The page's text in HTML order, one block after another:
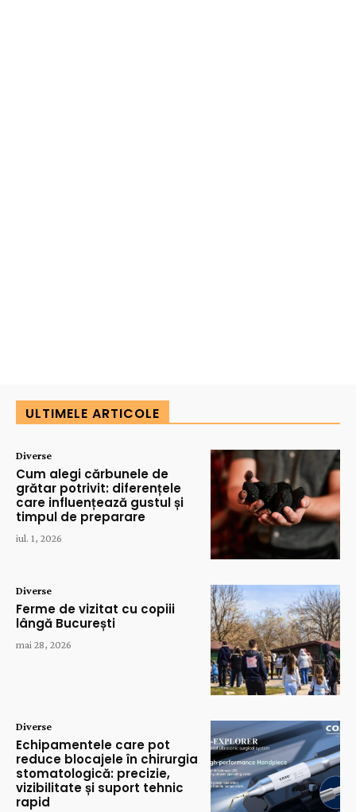
ULTIMELE ARTICOLE
Diverse
Cum alegi cărbunele de
grătar potrivit: diferențele
care influențează gustul și
timpul de preparare
iul. 1, 2026
Diverse
Ferme de vizitat cu copiii
lângă București
mai 28, 2026
Diverse
Echipamentele care pot
reduce blocajele în chirurgia
stomatologică: precizie,
vizibilitate și suport tehnic
rapid